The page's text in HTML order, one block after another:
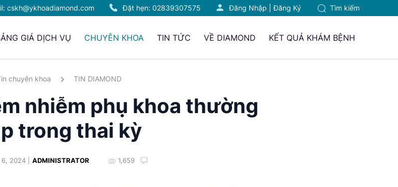
Tìm kiếm
Đăng Nhập |Đăng Ký
cskh@ykhoadiamond.com Đặt hẹn: 02839307575
GIÁ DỊCH VỤ CHUYÊN KHOA TIN TỨC VỀ DIAMOND KẾT QUẢ KHÁM BỆNH
chuyên khoa TIN DIAMOND
nhiễm phụ khoa thường
trong thai kỳ
2024 | ADMINISTRATOR 1,659